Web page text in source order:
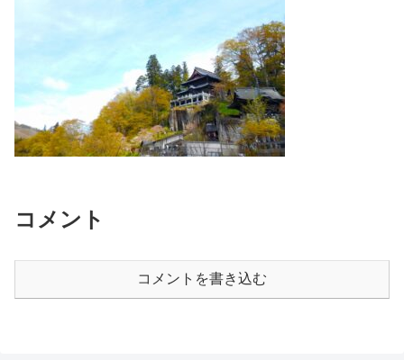
コメント
コメントを書き込む